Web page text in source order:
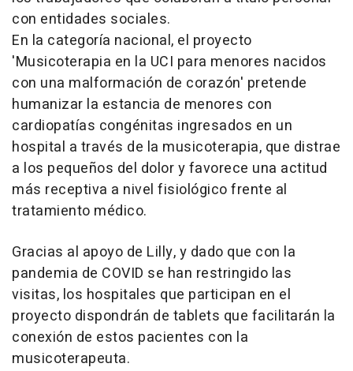
con entidades sociales.
En la categoría nacional, el proyecto
'Musicoterapia en la UCI para menores nacidos
con una malformación de corazón' pretende
humanizar la estancia de menores con
cardiopatías congénitas ingresados en un
hospital a través de la musicoterapia, que distrae
a los pequeños del dolor y favorece una actitud
más receptiva a nivel fisiológico frente al
tratamiento médico.
Gracias al apoyo de Lilly, y dado que con la
pandemia de COVID se han restringido las
visitas, los hospitales que participan en el
proyecto dispondrán de tablets que facilitarán la
conexión de estos pacientes con la
musicoterapeuta.